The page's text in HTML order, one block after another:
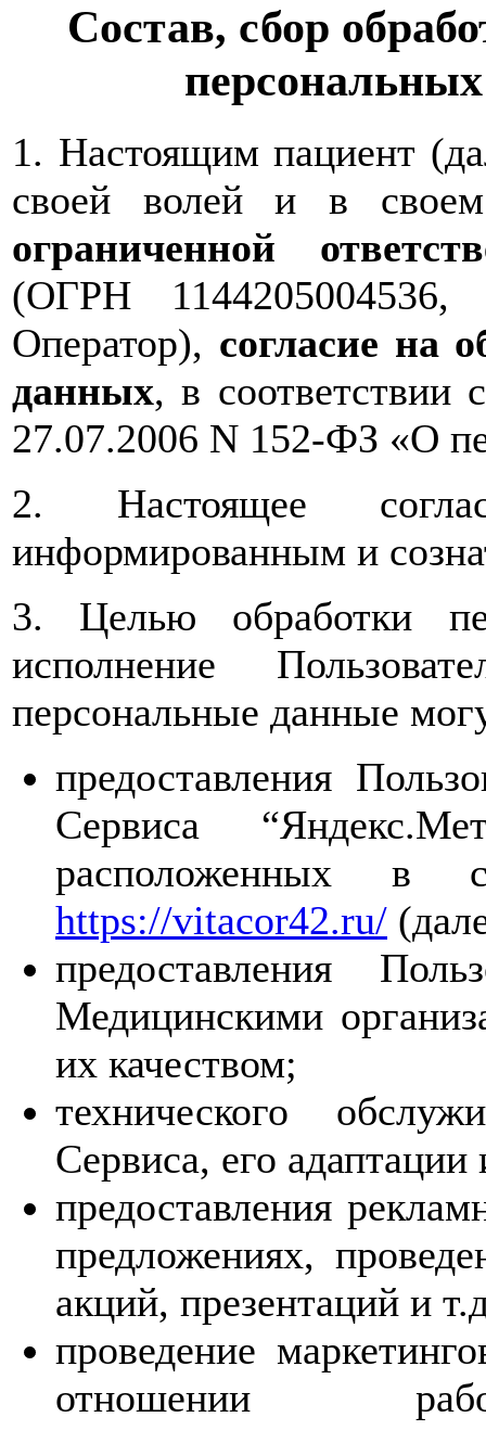
Состав, сбор
1. Настоящим пациент
своей волей и в
ограниченной
(ОГРН
Оператор), согласие на
данных, в соответствии
27.07.2006 N 152-ФЗ «О
2. Настоящее
информированным и
3. Целью обработки
исполнение
персональные данные
предоставления
Сервиса
расположенных в
https://vitacor42.ru/
предоставления
Медицинскими
их качеством;
технического
Сервиса, его
предоставления
предложениях,
акций, презентаций и
проведение
отношении